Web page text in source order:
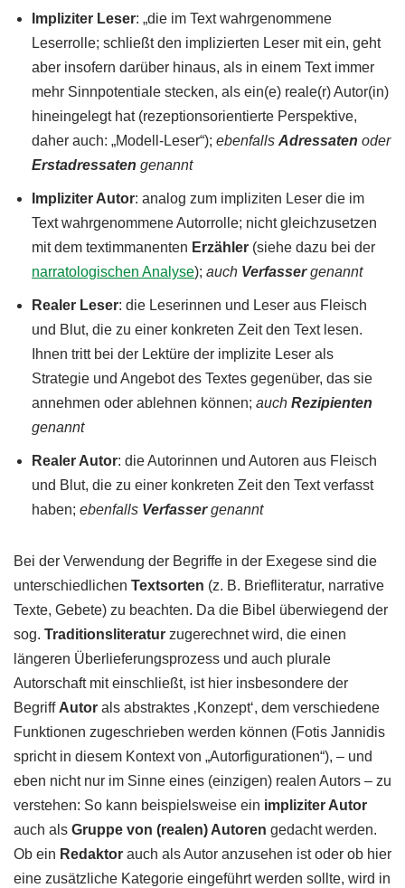
Impliziter Leser: „die im Text wahrgenommene
Leserrolle; schließt den implizierten Leser mit ein, geht
aber insofern darüber hinaus, als in einem Text immer
mehr Sinnpotentiale stecken, als ein(e) reale(r) Autor(in)
hineingelegt hat (rezeptionsorientierte Perspektive,
daher auch: „Modell-Leser“); ebenfalls Adressaten oder
Erstadressaten genannt
Impliziter Autor: analog zum impliziten Leser die im
Text wahrgenommene Autorrolle; nicht gleichzusetzen
mit dem textimmanenten Erzähler (siehe dazu bei der
narratologischen Analyse); auch Verfassergenannt
Realer Leser: die Leserinnen und Leser aus Fleisch
und Blut, die zu einer konkreten Zeit den Text lesen.
Ihnen tritt bei der Lektüre der implizite Leser als
Strategie und Angebot des Textes gegenüber, das sie
annehmen oder ablehnen können; auch Rezipienten
genannt
Realer Autor: die Autorinnen und Autoren aus Fleisch
und Blut, die zu einer konkreten Zeit den Text verfasst
haben; ebenfalls Verfassergenannt
Bei der Verwendung der Begriffe in der Exegese sind die
unterschiedlichen Textsorten (z. B. Briefliteratur, narrative
Texte, Gebete) zu beachten. Da die Bibel überwiegend der
sog. Traditionsliteratur zugerechnet wird, die einen
längeren Überlieferungsprozess und auch plurale
Autorschaft mit einschließt, ist hier insbesondere der
Begriff Autor als abstraktes ‚Konzept‘, dem verschiedene
Funktionen zugeschrieben werden können (Fotis Jannidis
spricht in diesem Kontext von „Autorfigurationen“), – und
eben nicht nur im Sinne eines (einzigen) realen Autors – zu
verstehen: So kann beispielsweise ein impliziter Autor
auch als Gruppe von (realen) Autoren gedacht werden.
Ob ein Redaktor auch als Autor anzusehen ist oder ob hier
eine zusätzliche Kategorie eingeführt werden sollte, wird in